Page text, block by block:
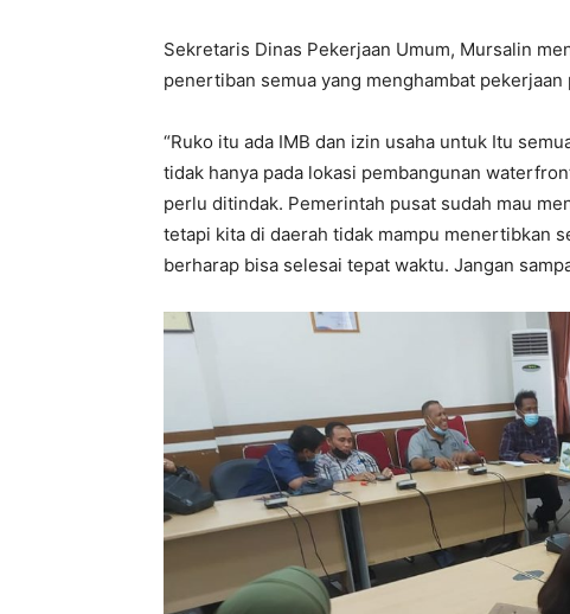
Sekretaris Dinas Pekerjaan Umum, Mursalin
penertiban semua yang menghambat
“Ruko itu ada IMB dan izin usaha untuk Itu
tidak hanya pada lokasi pembangunan
perlu ditindak. Pemerintah pusat sudah mau
tetapi kita di daerah tidak mampu menertibkan
berharap bisa selesai tepat waktu. Jangan